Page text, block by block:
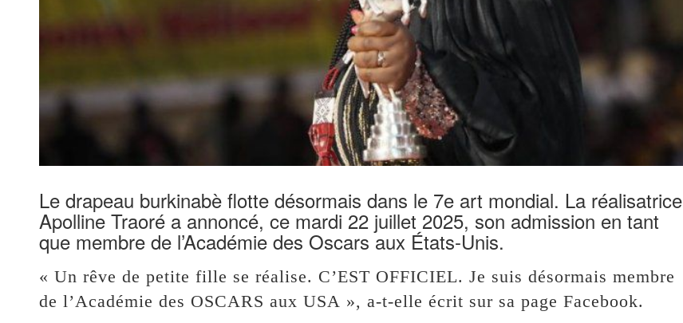
Le drapeau burkinabè flotte désormais dans le 7e art mondial. La réalisatrice
Apolline Traoré a annoncé, ce mardi 22 juillet 2025, son admission en tant
que membre de l’Académie des Oscars aux États-Unis.
« Un rêve de petite fille se réalise. C’EST OFFICIEL. Je suis désormais membre
de l’Académie des OSCARS aux USA », a-t-elle écrit sur sa page Facebook.